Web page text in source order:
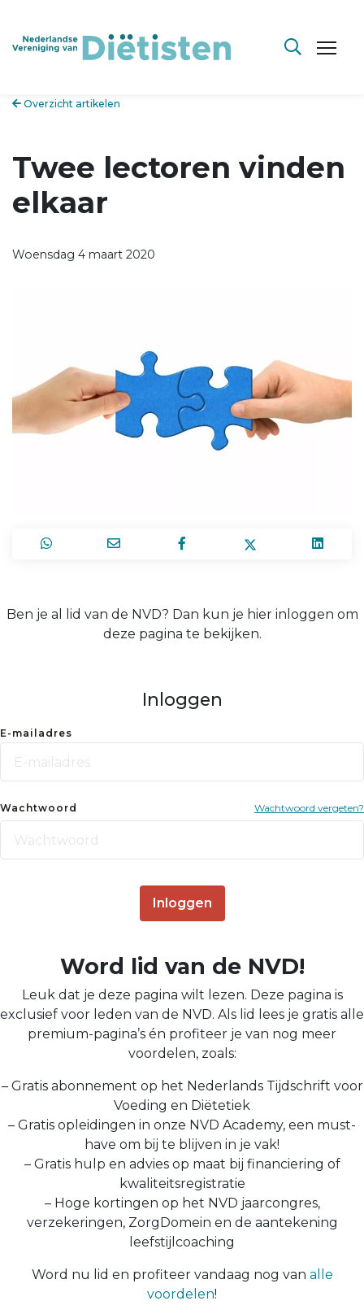
Overzicht artikelen
Twee lectoren vinden
elkaar
Woensdag 4 maart 2020
Ben je al lid van de NVD? Dan kun je hier inloggen om
deze pagina te bekijken.
Inloggen
E-mailadres
Wachtwoord Wachtwoord vergeten?
Inloggen
Word lid van de NVD!
Leuk dat je deze pagina wilt lezen. Deze pagina is
exclusief voor leden van de NVD. Als lid lees je gratis alle
premium-pagina’s én profiteer je van nog meer
voordelen, zoals:
– Gratis abonnement op het Nederlands Tijdschrift voor
Voeding en Diëtetiek
– Gratis opleidingen in onze NVD Academy, een must-
have om bij te blijven in je vak!
– Gratis hulp en advies op maat bij financiering of
kwaliteitsregistratie
– Hoge kortingen op het NVD jaarcongres,
verzekeringen, ZorgDomein en de aantekening
leefstijlcoaching
Word nu lid en profiteer vandaag nog van alle
voordelen!